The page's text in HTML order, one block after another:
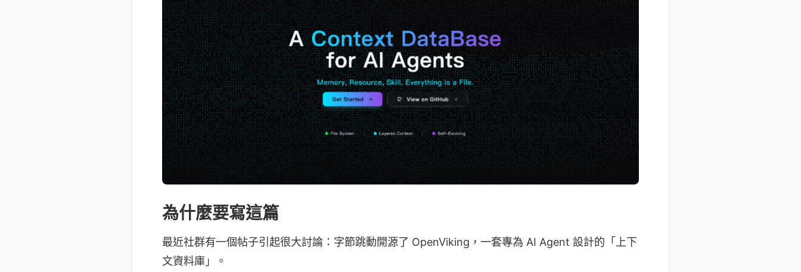
為什麼要寫這篇
最近社群有一個帖子引起很大討論：字節跳動開源了 OpenViking，一套專為 AI Agent 設計的「上下
文資料庫」。